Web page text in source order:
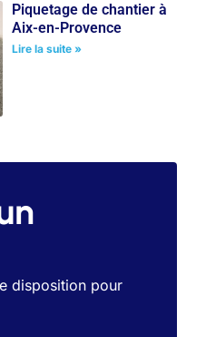
Piquetage de chantier à
Aix-en-Provence
Lire la suite »
disposition pour